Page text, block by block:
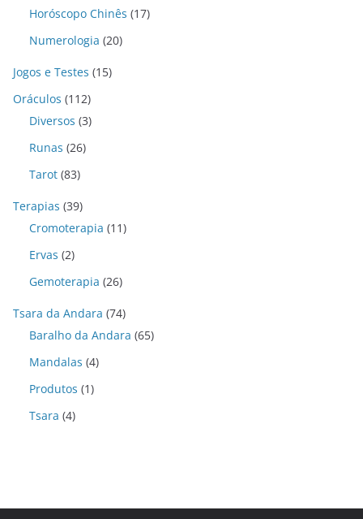
Horóscopo Chinês (17)
Numerologia (20)
Jogos e Testes (15)
Oráculos (112)
Diversos (3)
Runas (26)
Tarot (83)
Terapias (39)
Cromoterapia (11)
Ervas (2)
Gemoterapia (26)
Tsara da Andara (74)
Baralho da Andara (65)
Mandalas (4)
Produtos (1)
Tsara (4)